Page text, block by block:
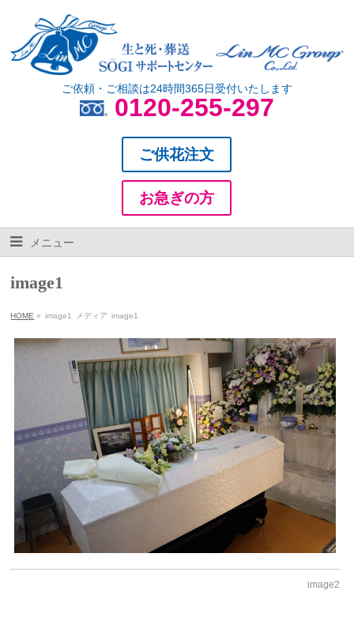
ご依頼・ご相談は24時間365日受付いたします
0120-255-297
ご供花注文
お急ぎの方
メニュー
image1
HOME » image1 メディア image1
image2